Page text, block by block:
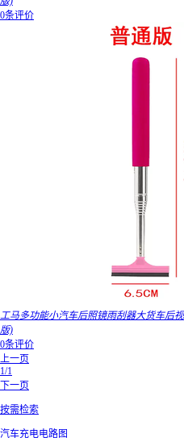
0条评价
工马多功能小汽车后照镜雨刮器大货车后
版)
0条评价
上一页
1/1
下一页
按需检索
汽车充电电路图